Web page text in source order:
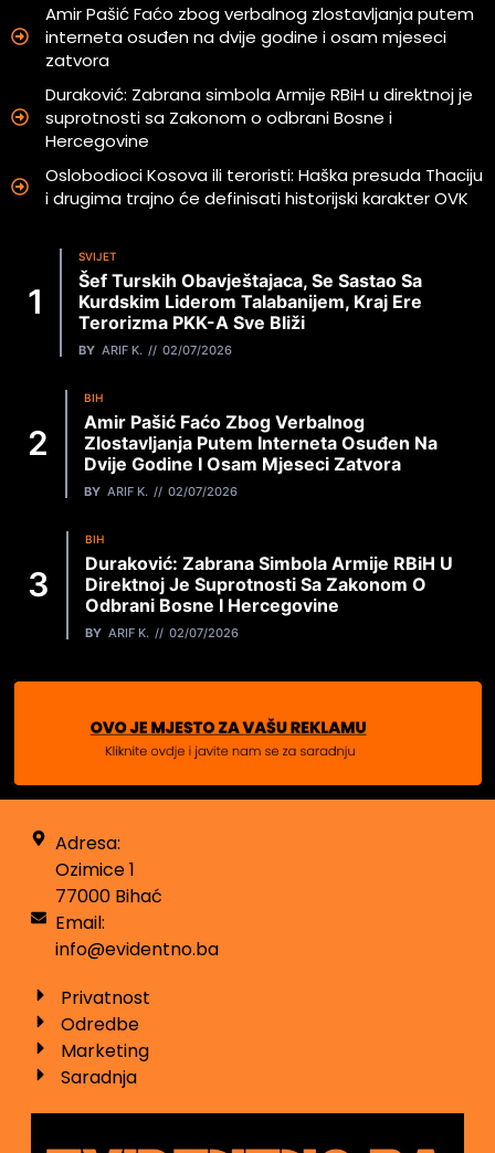
Amir Pašić Faćo zbog verbalnog zlostavljanja putem
interneta osuđen na dvije godine i osam mjeseci
zatvora
Duraković: Zabrana simbola Armije RBiH u direktnoj je
suprotnosti sa Zakonom o odbrani Bosne i
Hercegovine
Oslobodioci Kosova ili teroristi: Haška presuda Thaciju
i drugima trajno će definisati historijski karakter OVK
SVIJET
Šef Turskih Obavještajaca, Se Sastao Sa
Kurdskim Liderom Talabanijem, Kraj Ere
Terorizma PKK-A Sve Bliži
BY ARIF K. 02/07/2026
BIH
Amir Pašić Faćo Zbog Verbalnog
Zlostavljanja Putem Interneta Osuđen Na
Dvije Godine I Osam Mjeseci Zatvora
BY ARIF K. 02/07/2026
BIH
Duraković: Zabrana Simbola Armije RBiH U
Direktnoj Je Suprotnosti Sa Zakonom O
Odbrani Bosne I Hercegovine
BY ARIF K. 02/07/2026
Adresa:
Ozimice 1
77000 Bihać
Email:
info@evidentno.ba
Privatnost
Odredbe
Marketing
Saradnja